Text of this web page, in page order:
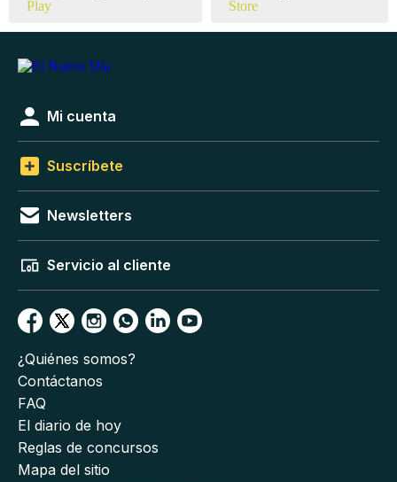
Mi cuenta
Suscríbete
Newsletters
Servicio al cliente
¿Quiénes somos?
Contáctanos
FAQ
El diario de hoy
Reglas de concursos
Mapa del sitio